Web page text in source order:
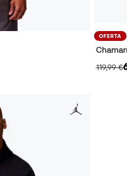
OFERTA
119,99 €